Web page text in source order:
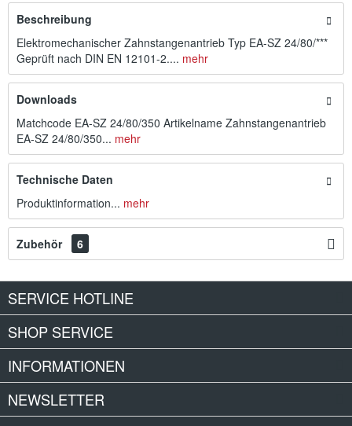
Beschreibung
Elektromechanischer Zahnstangenantrieb Typ EA-SZ 24/80/***
Geprüft nach DIN EN 12101-2.... mehr
Downloads
Matchcode EA-SZ 24/80/350 Artikelname Zahnstangenantrieb
EA-SZ 24/80/350... mehr
Technische Daten
Produktinformation... mehr
Zubehör 6
SERVICE HOTLINE
SHOP SERVICE
INFORMATIONEN
NEWSLETTER